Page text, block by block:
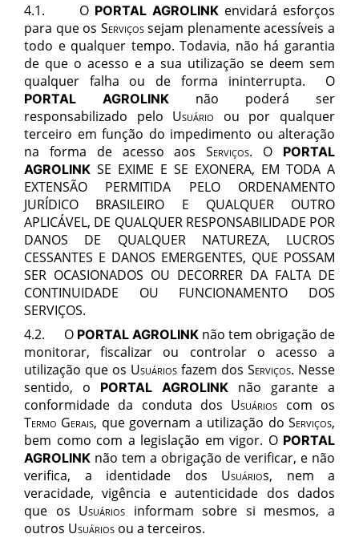
4.1. O PORTAL AGROLINKenvidará esforços
para que os Serviçossejam plenamente acessíveis a
todo e qualquer tempo. Todavia, não há garantia
de que o acesso e a sua utilização se deem sem
qualquer falha ou de forma ininterrupta. O
PORTAL AGROLINK não poderá ser
responsabilizado pelo Usuário ou por qualquer
terceiro em função do impedimento ou alteração
na forma de acesso aosServiços. O PORTAL
AGROLINK SE EXIME E SE EXONERA, EM TODA A
EXTENSÃO PERMITIDA PELO ORDENAMENTO
JURÍDICO BRASILEIRO E QUALQUER OUTRO
APLICÁVEL, DE QUALQUER RESPONSABILIDADE POR
DANOS DE QUALQUER NATUREZA, LUCROS
CESSANTES E DANOS EMERGENTES, QUE POSSAM
SER OCASIONADOS OU DECORRER DA FALTA DE
CONTINUIDADE OU FUNCIONAMENTO DOS
SERVIÇOS.
4.2. O PORTAL AGROLINK não tem obrigação de
monitorar, fiscalizar ou controlar o acesso a
utilização que os Usuários fazem dos Serviços. Nesse
sentido, o PORTAL AGROLINK
não garante a
conformidade da conduta dos Usuários com os
Termo Gerais, que governam a utilização doServiços,
bem como com a legislação em vigor. O PORTAL
AGROLINK não tem a obrigação de verificar, e não
verifica, a identidade dos Usuários, nem a
veracidade, vigência e autenticidade dos dados
que os Usuários informam sobre si mesmos, a
outros Usuários ou a terceiros.